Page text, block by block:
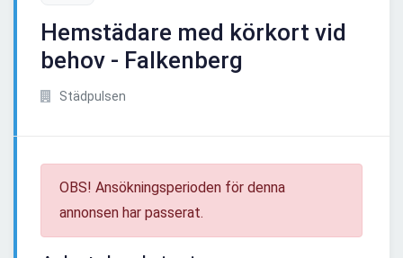
Hemstädare med körkort vid
behov - Falkenberg
Städpulsen
OBS! Ansökningsperioden för denna
annonsen har passerat.